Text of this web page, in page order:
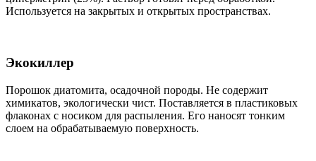
Используется на закрытых и открытых пространствах.
Экокиллер
Порошок диатомита, осадочной породы. Не содержит
химикатов, экологически чист. Поставляется в пластиковых
флаконах с носиком для распыления. Его наносят тонким
слоем на обрабатываемую поверхность.